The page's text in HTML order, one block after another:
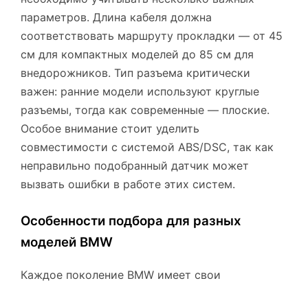
параметров. Длина кабеля должна
соответствовать маршруту прокладки — от 45
см для компактных моделей до 85 см для
внедорожников. Тип разъема критически
важен: ранние модели используют круглые
разъемы, тогда как современные — плоские.
Особое внимание стоит уделить
совместимости с системой ABS/DSC, так как
неправильно подобранный датчик может
вызвать ошибки в работе этих систем.
Особенности подбора для разных
моделей BMW
Каждое поколение BMW имеет свои